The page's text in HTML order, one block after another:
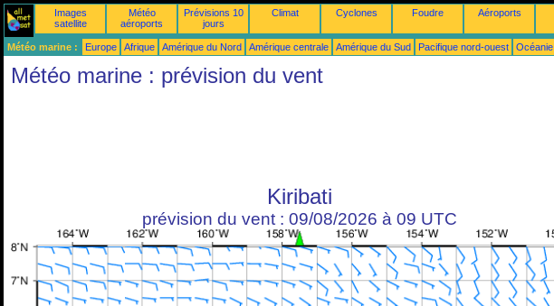
Images
satellite
Météo
aéroports
Prévisions 10
jours
Climat Cyclones Foudre Aéroports
Météo marine : Europe Afrique Amérique du Nord Amérique centrale Amérique du Sud Pacifique nord-ouest Océanie
Météo marine : prévision du vent
Kiribati
prévision du vent : 09/08/2026 à 09 UTC